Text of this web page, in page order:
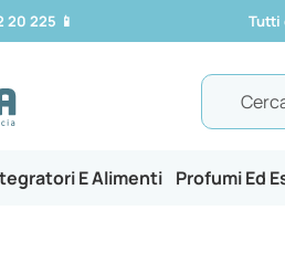
20 225 📱 Tutti
E Alimenti Profumi Ed